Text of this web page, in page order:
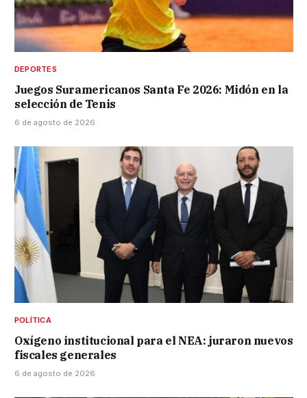
DEPORTES
Juegos Suramericanos Santa Fe 2026: Midón en la
selección de Tenis
6 de agosto de 2026
POLÍTICA
Oxígeno institucional para el NEA: juraron nuevos
fiscales generales
6 de agosto de 2026